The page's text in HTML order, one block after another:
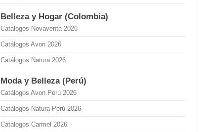
Belleza y Hogar (Colombia)
Catálogos Novaventa 2026
Catálogos Avon 2026
Catálogos Natura 2026
Moda y Belleza (Perú)
Catálogos Avon Perú 2026
Catálogos Natura Perú 2026
Catálogos Carmel 2026